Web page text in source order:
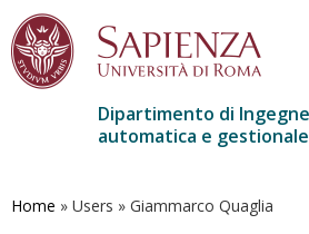
contenuto
Dipartimento di
automatica e gestionale
Home » Users » Giammarco Quaglia